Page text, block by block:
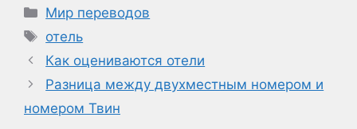
Рубрики
Мир переводов
Метки
отель
Как оцениваются отели
Разница между двухместным номером и
номером Твин